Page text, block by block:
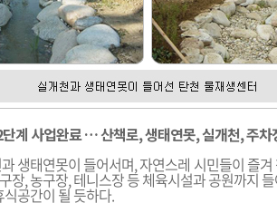
계 사업완료 … 산책로, 생태연못, 실개천, 주차
생태연못이 들어서며, 자연스레 시민들이 즐
장, 농구장, 테니스장 등 체육시설과 공원까지
공간이 될 듯하다.